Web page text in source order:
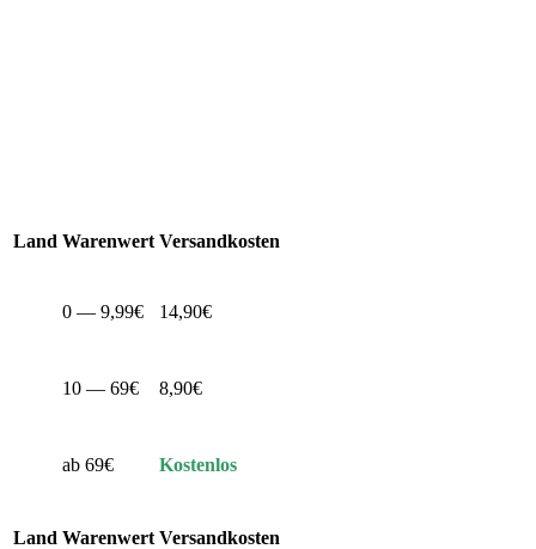
Land Warenwert Versandkosten
0 — 9,99€ 14,90€
10 — 69€ 8,90€
ab 69€ Kostenlos
Land Warenwert Versandkosten